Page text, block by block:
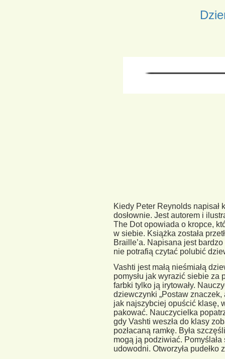
Kiedy Peter Reynolds napisał
dosłownie. Jest autorem i
The Dot opowiada o kropce,
w siebie. Książka została
Braille’a. Napisana jest
nie potrafią czytać polubić
Vashti jest małą nieśmiałą
pomysłu jak wyrazić siebie za
farbki tylko ją irytowały.
dziewczynki „Postaw znaczek,
jak najszybciej opuścić klasę,
pakować. Nauczycielka
gdy Vashti weszła do klasy
pozłacaną ramkę. Była
mogą ją podziwiać.
udowodni. Otworzyła